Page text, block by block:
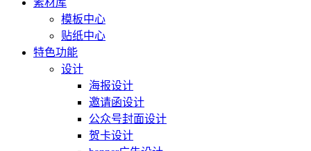
素材库
模板中心
贴纸中心
特色功能
设计
海报设计
邀请函设计
公众号封面设计
贺卡设计